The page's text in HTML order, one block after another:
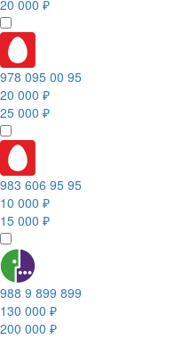
20 000 ₽
978 095 00 95
20 000 ₽
25 000 ₽
983 606 95 95
10 000 ₽
15 000 ₽
988 9 899 899
130 000 ₽
200 000 ₽